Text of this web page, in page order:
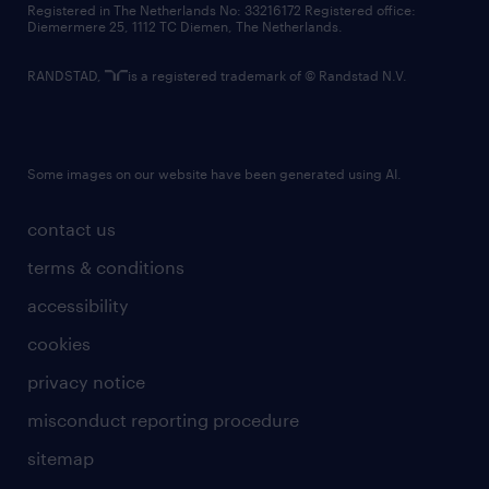
contact us
terms & conditions
accessibility
cookies
privacy notice
misconduct reporting procedure
sitemap
Registered in The Netherlands No: 33216172 Registered office:
Diemermere 25, 1112 TC Diemen, The Netherlands.
RANDSTAD, is a registered trademark of © Randstad N.V.
Some images on our website have been generated using AI.